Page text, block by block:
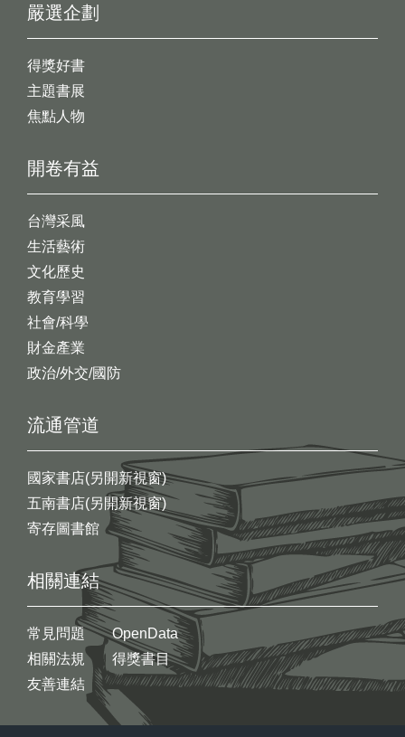
開卷有益
台灣采風
生活藝術
文化歷史
教育學習
社會/科學
財金產業
政治/外交/國防
嚴選企劃
得獎好書
主題書展
焦點人物
流通管道
國家書店(另開新視窗)
五南書店(另開新視窗)
寄存圖書館
相關連結
常見問題
相關法規
友善連結
OpenData
得獎書目